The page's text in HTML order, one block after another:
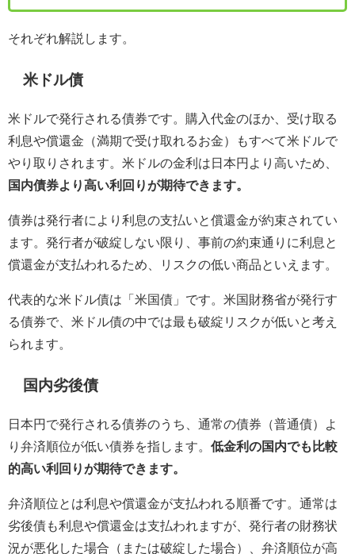
それぞれ解説します。
米ドル債
米ドルで発行される債券です。購入代金のほか、受け取る
利息や償還金（満期で受け取れるお金）もすべて米ドルで
やり取りされます。米ドルの金利は日本円より高いため、
国内債券より高い利回りが期待できます。
債券は発行者により利息の支払いと償還金が約束されてい
ます。発行者が破綻しない限り、事前の約束通りに利息と
償還金が支払われるため、リスクの低い商品といえます。
代表的な米ドル債は「米国債」です。米国財務省が発行す
る債券で、米ドル債の中では最も破綻リスクが低いと考え
られます。
国内劣後債
日本円で発行される債券のうち、通常の債券（普通債）よ
り弁済順位が低い債券を指します。 低金利の国内でも比較
的高い利回りが期待できます。
弁済順位とは利息や償還金が支払われる順番です。通常は
劣後債も利息や償還金は支払われますが、発行者の財務状
況が悪化した場合（または破綻した場合）、弁済順位が高